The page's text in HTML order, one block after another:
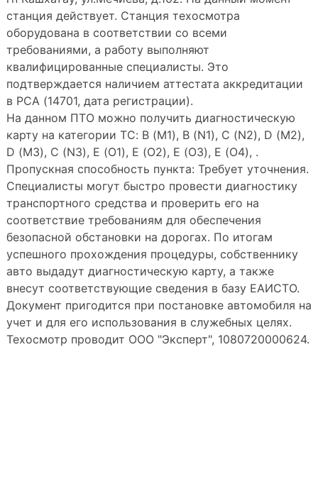
станция действует. Станция техосмотра
оборудована в соответствии со всеми
требованиями, а работу выполняют
квалифицированные специалисты. Это
подтверждается наличием аттестата аккредитации
в РСА (14701, дата регистрации).
На данном ПТО можно получить диагностическую
карту на категории ТС: B (M1), B (N1), C (N2), D (M2),
D (M3), C (N3), E (O1), E (O2), E (O3), E (O4), .
Пропускная способность пункта: Требует уточнения.
Специалисты могут быстро провести диагностику
транспортного средства и проверить его на
соответствие требованиям для обеспечения
безопасной обстановки на дорогах. По итогам
успешного прохождения процедуры, собственнику
авто выдадут диагностическую карту, а также
внесут соответствующие сведения в базу ЕАИСТО.
Документ пригодится при постановке автомобиля на
учет и для его использования в служебных целях.
Техосмотр проводит ООО "Эксперт", 1080720000624.